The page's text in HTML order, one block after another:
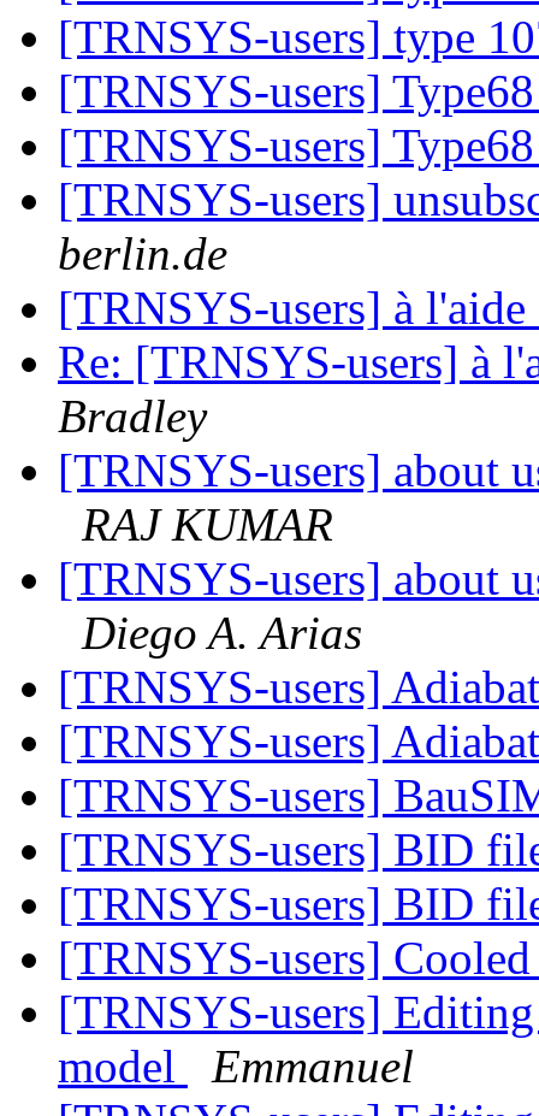
[TRNSYS-users] type
[TRNSYS-users]
[TRNSYS-users]
[TRNSYS-users]
berlin.de
[TRNSYS-users] à
Re: [TRNSYS-users] à
Bradley
[TRNSYS-users] about
RAJ KUMAR
[TRNSYS-users] about
Diego A. Arias
[TRNSYS-users]
[TRNSYS-users]
[TRNSYS-users]
[TRNSYS-users] BID
[TRNSYS-users] BID
[TRNSYS-users]
[TRNSYS-users]
model
Emmanuel